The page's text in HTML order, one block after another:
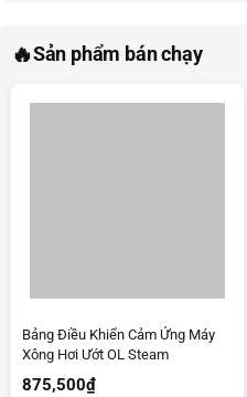
🔥Sản phẩm bán chạy
Bảng Điều Khiển Cảm Ứng Máy
Xông Hơi Ướt OL Steam
875,500₫